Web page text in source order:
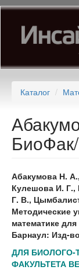
Перейти
основному
содержанию
Каталог
Абакумова Н.
Кулешова И. Г.,
Г. В.,
Методические
математике
Барнаул: Изд-
ДЛЯ БИОЛОГО-
ФАКУЛЬТЕТА